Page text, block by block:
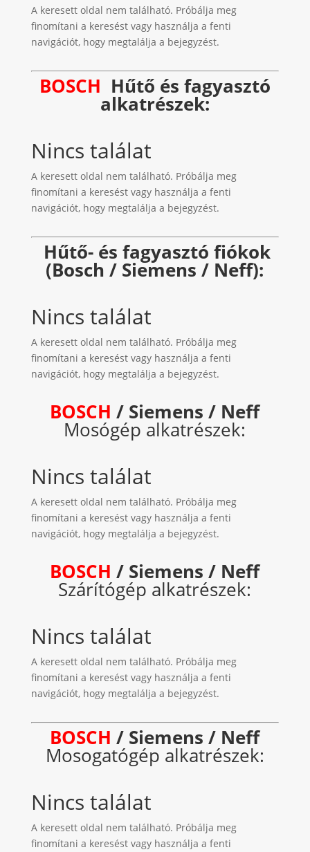
A keresett oldal nem található. Próbálja meg
finomítani a keresést vagy használja a fenti
navigációt, hogy megtalálja a bejegyzést.
BOSCH Hűtő és fagyasztó
alkatrészek:
Nincs találat
A keresett oldal nem található. Próbálja meg
finomítani a keresést vagy használja a fenti
navigációt, hogy megtalálja a bejegyzést.
Hűtő- és fagyasztó fiókok
(Bosch / Siemens / Neff):
Nincs találat
A keresett oldal nem található. Próbálja meg
finomítani a keresést vagy használja a fenti
navigációt, hogy megtalálja a bejegyzést.
BOSCH / Siemens / Neff
Mosógép alkatrészek:
Nincs találat
A keresett oldal nem található. Próbálja meg
finomítani a keresést vagy használja a fenti
navigációt, hogy megtalálja a bejegyzést.
BOSCH / Siemens / Neff
Szárítógép alkatrészek:
Nincs találat
A keresett oldal nem található. Próbálja meg
finomítani a keresést vagy használja a fenti
navigációt, hogy megtalálja a bejegyzést.
BOSCH / Siemens / Neff
Mosogatógép alkatrészek:
Nincs találat
A keresett oldal nem található. Próbálja meg
finomítani a keresést vagy használja a fenti